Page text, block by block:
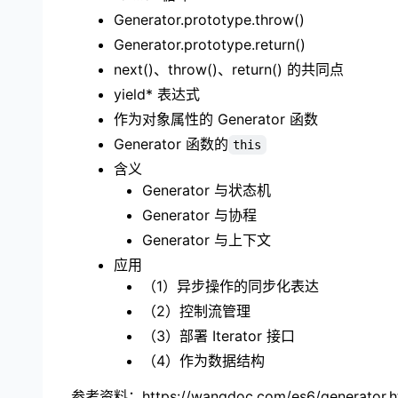
Generator.prototype.throw()
Generator.prototype.return()
next()、throw()、return() 的共同点
yield* 表达式
作为对象属性的 Generator 函数
Generator 函数的 this
含义
Generator 与状态机
Generator 与协程
Generator 与上下文
应用
（1）异步操作的同步化表达
（2）控制流管理
（3）部署 Iterator 接口
（4）作为数据结构